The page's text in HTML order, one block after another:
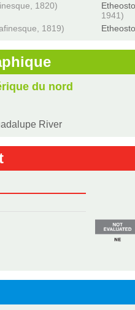
1820)
1941)
1819)
du nord
River